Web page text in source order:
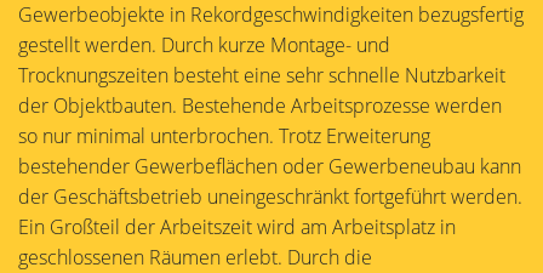
Gewerbeobjekte in Rekordgeschwindigkeiten bezugsfertig
gestellt werden. Durch kurze Montage- und
Trocknungszeiten besteht eine sehr schnelle Nutzbarkeit
der Objektbauten. Bestehende Arbeitsprozesse werden
so nur minimal unterbrochen. Trotz Erweiterung
bestehender Gewerbeflächen oder Gewerbeneubau kann
der Geschäftsbetrieb uneingeschränkt fortgeführt werden.
Ein Großteil der Arbeitszeit wird am Arbeitsplatz in
geschlossenen Räumen erlebt. Durch die